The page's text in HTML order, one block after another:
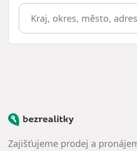
Bezrealitky
Zajišťujeme prodej a